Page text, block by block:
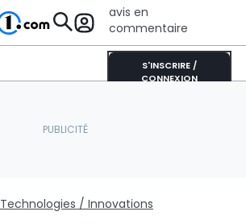
avis en
commentaire
S'INSCRIRE /
CONNEXION
Technologies / Innovations